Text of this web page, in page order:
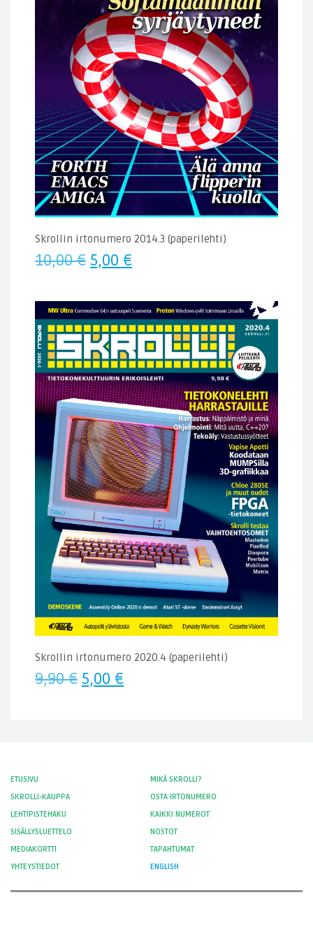
Skrollin irtonumero 2014.3 (paperilehti)
10,00€ Alkuperäinen
oli:
10,00 €.
5,00 €Nykyinen
on:
5,00 €.
Skrollin irtonumero 2020.4 (paperilehti)
9,90€ Alkuperäinen
5,00 €Nykyinen
ETUSIVU
MIKÄ SKROLLI?
SKROLLI-KAUPPA
OSTA IRTONUMERO
LEHTIPISTEHAKU
KAIKKI NUMEROT
SISÄLLYSLUETTELO
NOSTOT
MEDIAKORTTI
TAPAHTUMAT
YHTEYSTIEDOT
ENGLISH